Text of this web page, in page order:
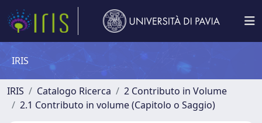
IRIS
IRIS Catalogo Ricerca
2 Contributo in Volume
2.1 Contributo in volume (Capitolo o Saggio)